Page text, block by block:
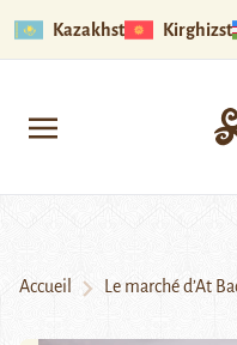
Kazakhstan
Accueil Le marché d’At